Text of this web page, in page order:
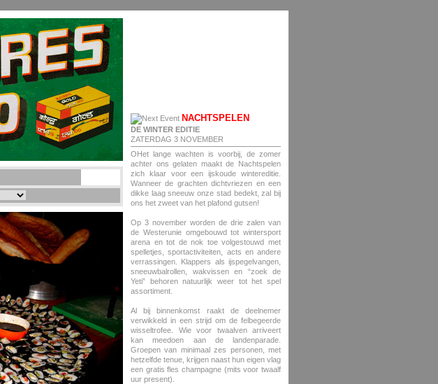
NACHTSPELEN
DE WINTER EDITIE
ZATERDAG 3 NOVEMBER
OHet lange wachten is voorbij, de zomer
achter ons gelaten maakt de Nachtspelen
zich klaar voor een ijskoude wintereditie.
Wanneer de grachten dichtvriezen en een
dikke laag sneeuw onze stad bedekt, zal bij
ons het zweet van het plafond gutsen!
Op 3 november worden de drie zalen van
de Westerunie omgebouwd tot wintersport
arena en tot de nok toe volgestouwd met
spelletjes, sportactiviteiten, acts en andere
verrassingen. Klappers als ijspegelvangen,
sneeuwbalrollen, wakvissen en “zoek de
Yeti” behoren natuurlijk weer tot het spel
assortiment.
Al bij binnenkomst raakt de deelnemer
verwikkeld in een strijd om de felbegeerde
wisseltrofee. Wie voor twaalven arriveert
kan meedoen aan de landenparade.
Groepen van minimaal zes personen, met
hetzelfde tenue, krijgen naast hun eigen vlag
een gratis fles champagne (mits voor twaalf
uur present).